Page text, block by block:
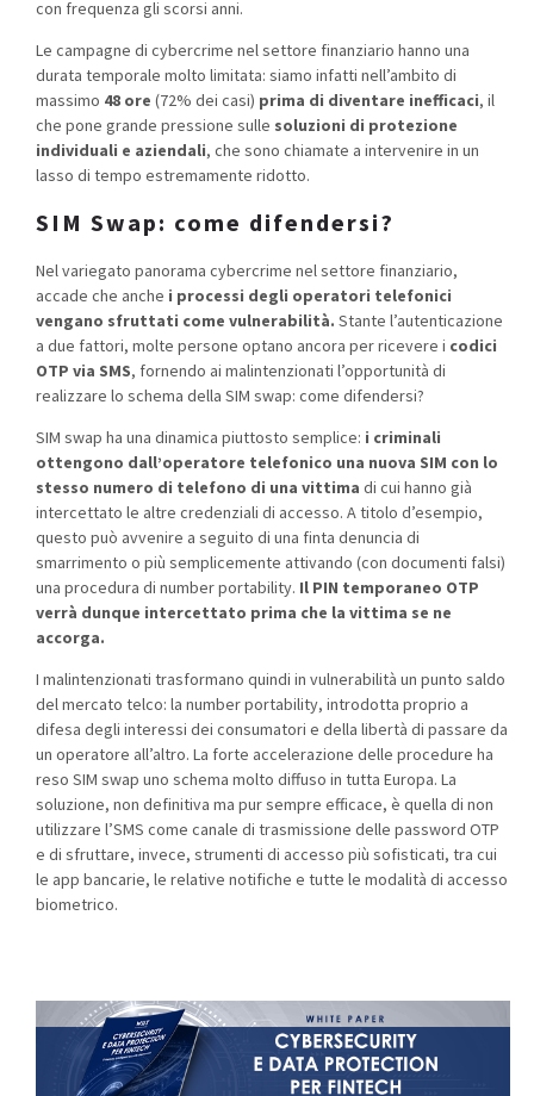
con frequenza gli scorsi anni.
Le campagne di cybercrime nel settore finanziario hanno una
durata temporale molto limitata: siamo infatti nell’ambito di
massimo 48 ore (72% dei casi) prima di diventare inefficaci, il
che pone grande pressione sulle soluzioni di protezione
individuali e aziendali, che sono chiamate a intervenire in un
lasso di tempo estremamente ridotto.
SIM Swap: come difendersi?
Nel variegato panorama cybercrime nel settore finanziario,
accade che anche i processi degli operatori telefonici
vengano sfruttati come vulnerabilità. Stante l’autenticazione
a due fattori, molte persone optano ancora per ricevere i codici
OTP via SMS, fornendo ai malintenzionati l’opportunità di
realizzare lo schema della SIM swap: come difendersi?
SIM swap ha una dinamica piuttosto semplice: i criminali
ottengono dall’operatore telefonico una nuova SIM con lo
stesso numero di telefono di una vittima di cui hanno già
intercettato le altre credenziali di accesso. A titolo d’esempio,
questo può avvenire a seguito di una finta denuncia di
smarrimento o più semplicemente attivando (con documenti falsi)
una procedura di number portability. Il PIN temporaneo OTP
verrà dunque intercettato prima che la vittima se ne
accorga.
I malintenzionati trasformano quindi in vulnerabilità un punto saldo
del mercato telco: la number portability, introdotta proprio a
difesa degli interessi dei consumatori e della libertà di passare da
un operatore all’altro. La forte accelerazione delle procedure ha
reso SIM swap uno schema molto diffuso in tutta Europa. La
soluzione, non definitiva ma pur sempre efficace, è quella di non
utilizzare l’SMS come canale di trasmissione delle password OTP
e di sfruttare, invece, strumenti di accesso più sofisticati, tra cui
le app bancarie, le relative notifiche e tutte le modalità di accesso
biometrico.